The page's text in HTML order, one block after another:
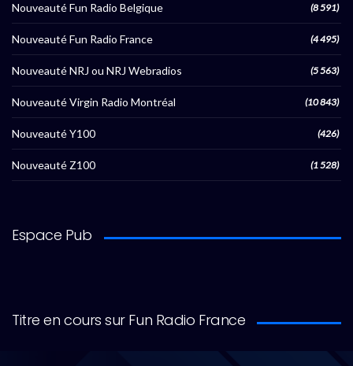
Nouveauté Fun Radio Belgique (8 591)
Nouveauté Fun Radio France (4 495)
Nouveauté NRJ ou NRJ Webradios (5 563)
Nouveauté Virgin Radio Montréal (10 843)
Nouveauté Y100 (426)
Nouveauté Z100 (1 528)
Espace Pub
Titre en cours sur Fun Radio France